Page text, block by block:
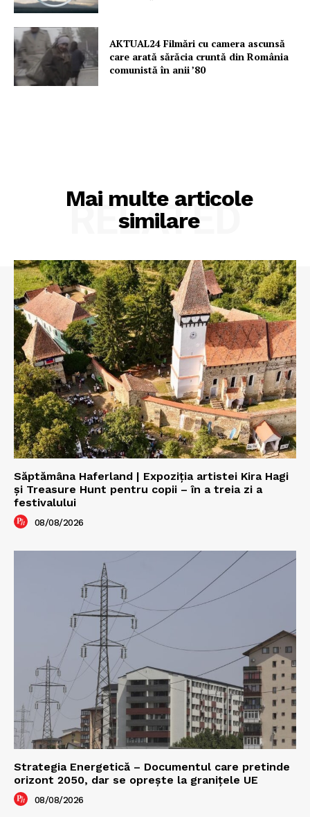
AKTUAL24 Filmări cu camera ascunsă
care arată sărăcia cruntă din România
comunistă în anii ’80
Mai multe articole
similare
RELATED
Săptămâna Haferland | Expoziţia artistei Kira Hagi
şi Treasure Hunt pentru copii – în a treia zi a
festivalului
08/08/2026
Strategia Energetică – Documentul care pretinde
orizont 2050, dar se oprește la granițele UE
08/08/2026